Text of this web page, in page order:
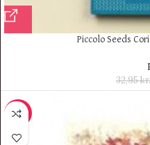
Piccolo Seeds
32,95kr.
-5%